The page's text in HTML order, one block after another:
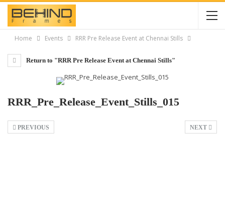
Home Events RRR Pre Release Event at Chennai Stills
Return to "RRR Pre Release Event at Chennai Stills"
RRR_Pre_Release_Event_Stills_015
NEXT
PREVIOUS